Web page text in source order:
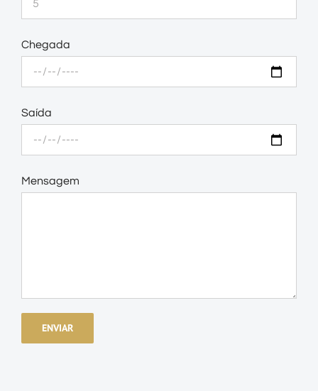
Chegada
Saída
Mensagem